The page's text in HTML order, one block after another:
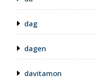
dag
dagen
davitamon